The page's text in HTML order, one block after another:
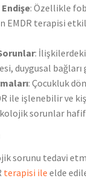
Endişe: Özellikle
EMDR terapisi
:
duygusal
: Çocukluk
ile işlenebilir ve
sorunlar
sorunu tedavi
terapisi ile elde